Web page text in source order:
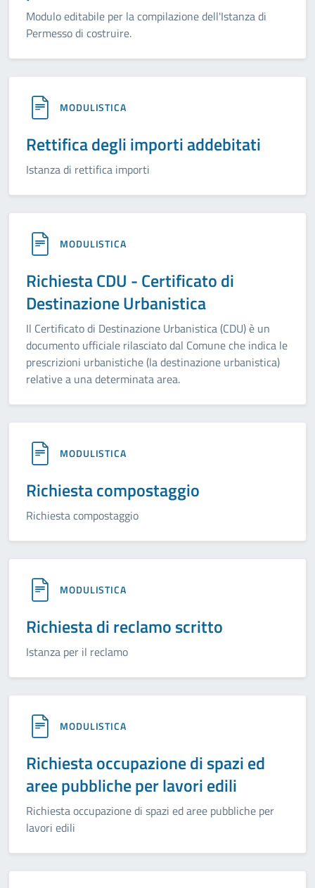
Modulo editabile per la compilazione dell'Istanza di
Permesso di costruire.
MODULISTICA
Rettifica degli importi addebitati
Istanza di rettifica importi
MODULISTICA
Richiesta CDU - Certificato di
Destinazione Urbanistica
Il Certificato di Destinazione Urbanistica (CDU) è un
documento ufficiale rilasciato dal Comune che indica le
prescrizioni urbanistiche (la destinazione urbanistica)
relative a una determinata area.
MODULISTICA
Richiesta compostaggio
Richiesta compostaggio
MODULISTICA
Richiesta di reclamo scritto
Istanza per il reclamo
MODULISTICA
Richiesta occupazione di spazi ed
aree pubbliche per lavori edili
Richiesta occupazione di spazi ed aree pubbliche per
lavori edili